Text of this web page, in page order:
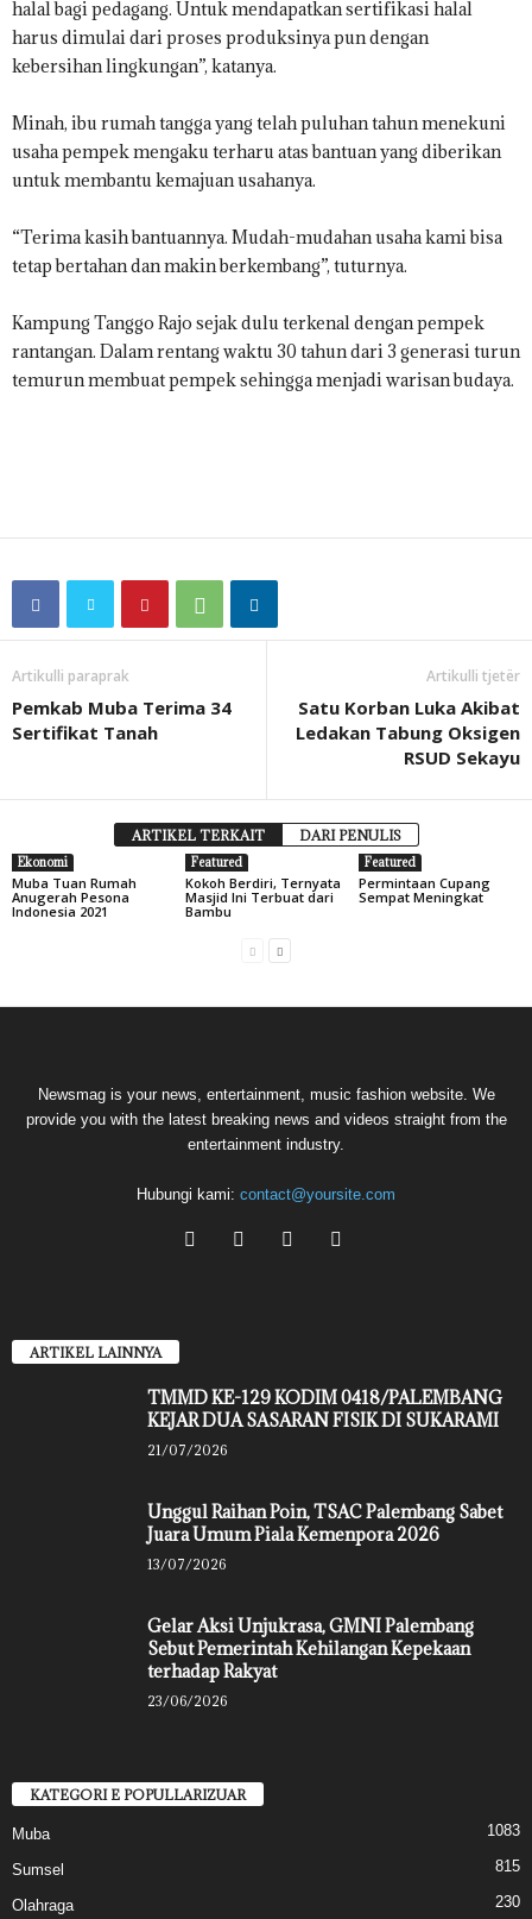
halal bagi pedagang. Untuk mendapatkan sertifikasi halal
harus dimulai dari proses produksinya pun dengan
kebersihan lingkungan”, katanya.
Minah, ibu rumah tangga yang telah puluhan tahun menekuni
usaha pempek mengaku terharu atas bantuan yang diberikan
untuk membantu kemajuan usahanya.
“Terima kasih bantuannya. Mudah-mudahan usaha kami bisa
tetap bertahan dan makin berkembang”, tuturnya.
Kampung Tanggo Rajo sejak dulu terkenal dengan pempek
rantangan. Dalam rentang waktu 30 tahun dari 3 generasi turun
temurun membuat pempek sehingga menjadi warisan budaya.
Artikulli paraprak
Pemkab Muba Terima 34
Sertifikat Tanah
Artikulli tjetër
Satu Korban Luka Akibat
Ledakan Tabung Oksigen
RSUD Sekayu
ARTIKEL TERKAIT DARI PENULIS
Ekonomi
Muba Tuan Rumah
Anugerah Pesona
Indonesia 2021
Featured
Kokoh Berdiri, Ternyata
Masjid Ini Terbuat dari
Bambu
Featured
Permintaan Cupang
Sempat Meningkat
Newsmag is your news, entertainment, music fashion website. We
provide you with the latest breaking news and videos straight from the
entertainment industry.
Hubungi kami: contact@yoursite.com
ARTIKEL LAINNYA
TMMD KE-129 KODIM 0418/PALEMBANG
KEJAR DUA SASARAN FISIK DI SUKARAMI
21/07/2026
Unggul Raihan Poin, TSAC Palembang Sabet
Juara Umum Piala Kemenpora 2026
13/07/2026
Gelar Aksi Unjukrasa, GMNI Palembang
Sebut Pemerintah Kehilangan Kepekaan
terhadap Rakyat
23/06/2026
KATEGORI E POPULLARIZUAR
Muba 1083
Sumsel 815
Olahraga 230